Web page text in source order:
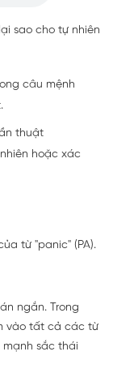
sao cho tự nhiên
câu mệnh
thuật
hoặc xác
từ "panic" (PA).
ngắn. Trong
vào tất cả các từ
mạnh sắc thái